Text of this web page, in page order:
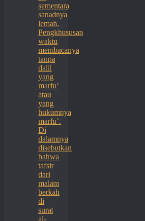
sementara
sanadnya
lemah.
Pengkhususan
waktu
membacanya
tanpa
dalil
yang
marfu’
atau
yang
hukumnya
marfu’.
Di
dalamnya
disebutkan
bahwa
tafsir
dari
malam
berkah
di
surat
al-